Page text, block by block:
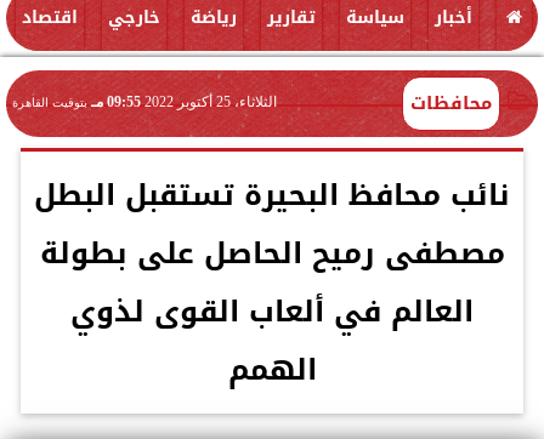
أخبار سياسة تقارير رياضة خارجي اقتصاد
محافظات الثلاثاء، 25 أكتوبر 2022 09:55 مـ بتوقيت القاهرة
نائب محافظ البحيرة تستقبل البطل
مصطفى رميح الحاصل على بطولة
العالم في ألعاب القوى لذوي
الهمم